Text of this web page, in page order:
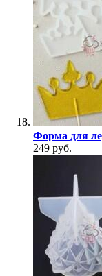
Форма для
249 руб.